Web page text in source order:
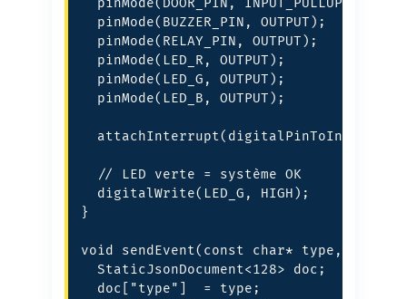
  pinMode(DOOR_PIN, INPUT_PULLUP);
  pinMode(BUZZER_PIN, OUTPUT);
  pinMode(RELAY_PIN, OUTPUT);
  pinMode(LED_R, OUTPUT);
  pinMode(LED_G, OUTPUT);
  pinMode(LED_B, OUTPUT);
  // LED verte = système OK
  digitalWrite(LED_G, HIGH);
}
void sendEvent(const char* type, const
  StaticJsonDocument<128> doc;
  doc["type"]  = type;